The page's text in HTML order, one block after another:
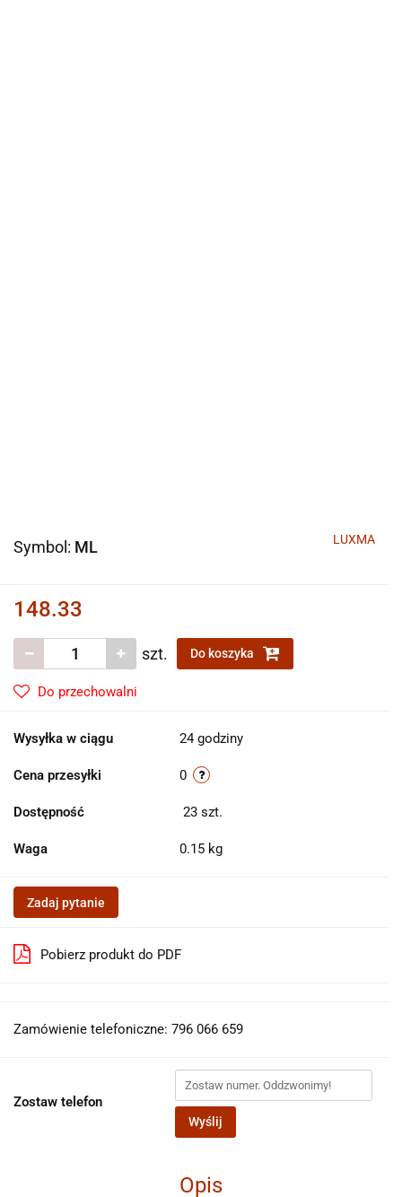
Symbol: ML LUXMA
148.33
szt. Do koszyka
Do przechowalni
Wysyłka w ciągu 24 godziny
Cena przesyłki 0
Dostępność 23 szt.
Waga 0.15 kg
Zadaj pytanie
Pobierz produkt do PDF
Zamówienie telefoniczne: 796 066 659
Zostaw telefon
Wyślij
Opis